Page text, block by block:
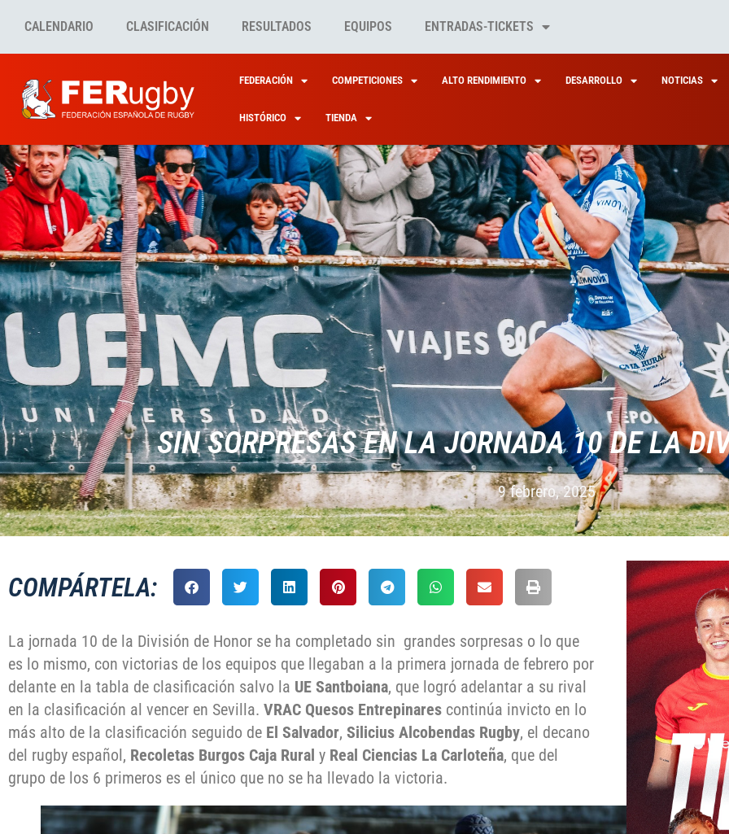
CALENDARIO CLASIFICACIÓN RESULTADOS EQUIPOS ENTRADAS-TICKETS
FEDERACIÓN COMPETICIONES ALTO RENDIMIENTO DESARROLLO NOTICIAS
HISTÓRICO TIENDA
SIN SORPRESAS EN LA JORNADA 10 DE LA
9 febrero, 2025
COMPÁRTELA:
La jornada 10 de la División de Honor se ha completado sin grandes sorpresas o lo que
es lo mismo, con victorias de los equipos que llegaban a la primera jornada de febrero por
delante en la tabla de clasificación salvo la UE Santboiana, que logró adelantar a su rival
en la clasificación al vencer en Sevilla. VRAC Quesos Entrepinares continúa invicto en lo
más alto de la clasificación seguido de El Salvador, Silicius Alcobendas Rugby, el decano
del rugby español, Recoletas Burgos Caja Rural y Real Ciencias La Carloteña, que del
grupo de los 6 primeros es el único que no se ha llevado la victoria.